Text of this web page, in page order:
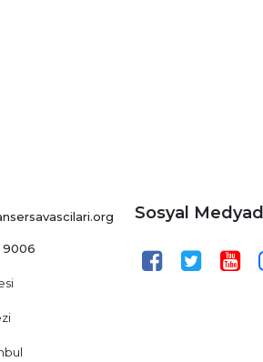
9006
Sosyal